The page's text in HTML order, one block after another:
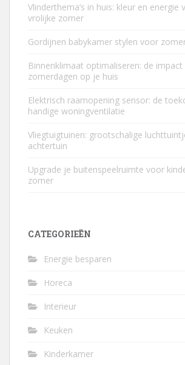
Vlinderthema’s in huis: kleur en energie
vrolijke zomer
Gordijnen babykamer stylen voor
Binnenklimaat optimaliseren: de impact
zomerdagen op je huis
Elektrisch raamopening sensor: de
handige woningventilatie
Vliegtuigtuinen: grootschalige
achtertuin
Upgrade je buitenspeelruimte voor
zomer
CATEGORIEËN
Energie besparen
Horeca
Interieur
Keuken
Kinderkamer